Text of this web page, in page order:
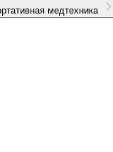
медтехника